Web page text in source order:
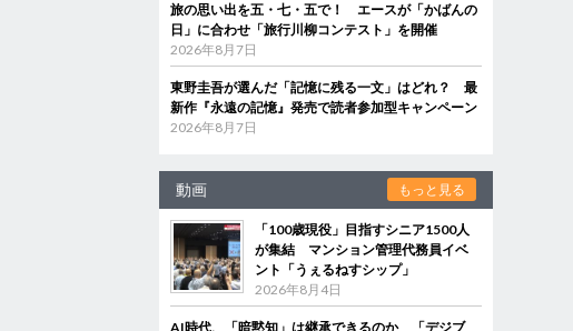
旅の思い出を五・七・五で！ エースが「かばんの
日」に合わせ「旅行川柳コンテスト」を開催
2026年8月7日
東野圭吾が選んだ「記憶に残る一文」はどれ？ 最
新作『永遠の記憶』発売で読者参加型キャンペーン
2026年8月7日
動画 もっと見る
「100歳現役」目指すシニア1500人
が集結 マンション管理代務員イベ
ント「うぇるねすシップ」
2026年8月4日
AI時代、「暗黙知」は継承できるのか 「デジブ